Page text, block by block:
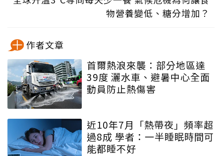
物營養變低、糖分增加？
作者文章
首爾熱浪來襲：部分地區達
39度 灑水車、避暑中心全面
動員防止熱傷害
近10年7月「熱帶夜」頻率超
過8成 學者：一半睡眠時間可
能都睡不好